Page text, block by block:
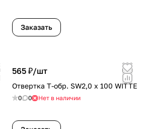
Заказать
565 ₽/шт
Отвертка T-обр. SW2,0 x 100 WITTE
0 0 Нет в наличии